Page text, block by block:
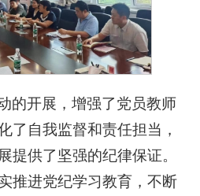
的开展，增强了党员教师
了自我监督和责任担当，
提供了坚强的纪律保证。
推进党纪学习教育，不断